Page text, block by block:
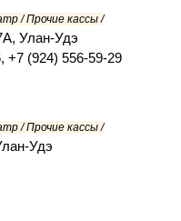
/ Прочие кассы /
Улан-Удэ
+7 (924) 556-59-29
/ Прочие кассы /
Удэ